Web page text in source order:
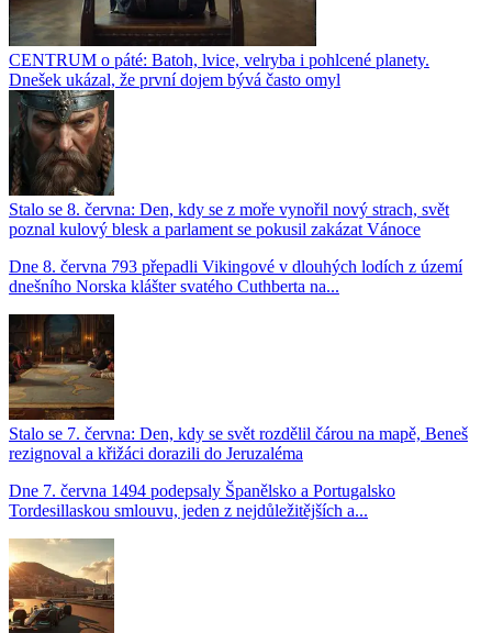
CENTRUM o páté: Batoh, lvice, velryba i pohlcené planety.
Dnešek ukázal, že první dojem bývá často omyl
Stalo se 8. června: Den, kdy se z moře vynořil nový strach, svět
poznal kulový blesk a parlament se pokusil zakázat Vánoce
Dne 8. června 793 přepadli Vikingové v dlouhých lodích z území
dnešního Norska klášter svatého Cuthberta na...
Stalo se 7. června: Den, kdy se svět rozdělil čárou na mapě, Beneš
rezignoval a křižáci dorazili do Jeruzaléma
Dne 7. června 1494 podepsaly Španělsko a Portugalsko
Tordesillaskou smlouvu, jeden z nejdůležitějších a...